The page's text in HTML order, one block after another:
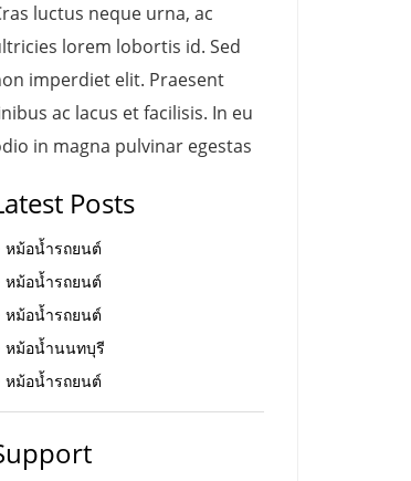
luctus neque urna, ac
lorem lobortis id. Sed
imperdiet elit. Praesent
ac lacus et facilisis. In eu
in magna pulvinar egestas
Posts
หม้อน้ำรถยนต์
หม้อน้ำรถยนต์
หม้อน้ำรถยนต์
หม้อน้ำนนทบุรี
หม้อน้ำรถยนต์